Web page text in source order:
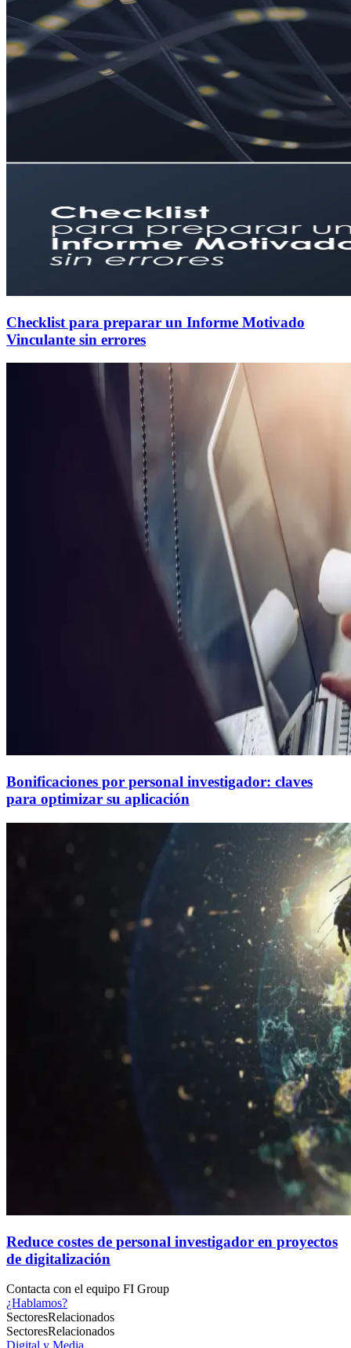
Checklist para preparar un Informe Motivado
Vinculante sin errores
Bonificaciones por personal investigador: claves
para optimizar su aplicación
Reduce costes de personal investigador en proyectos
de digitalización
Contacta con el equipo FI Group
¿Hablamos?
SectoresRelacionados
SectoresRelacionados